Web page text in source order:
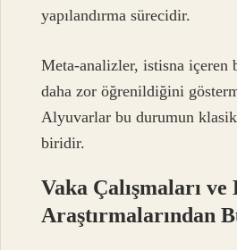
yapılandırma sürecidir.
Meta-analizler, istisna
daha zor öğrenildiğini
Alyuvarlar bu durumun
biridir.
Vaka Çalışmaları
Araştırmalarından